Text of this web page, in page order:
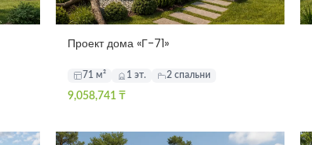
Проект дома «Г-71»
71 м² 1 эт. 2 спальни
9,058,741 ₸